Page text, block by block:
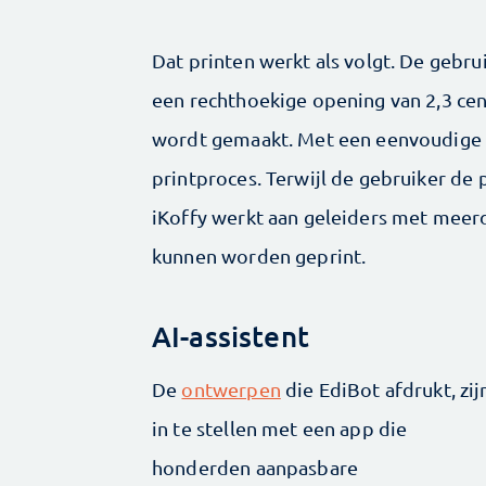
Dat printen werkt als volgt. De
een rechthoekige opening van 2,3
wordt gemaakt. Met een
printproces. Terwijl de gebruiker de
iKoffy werkt aan geleiders met
kunnen worden geprint.
AI-assistent
De ontwerpen die EdiBot afdrukt,
in te stellen met een app die
honderden aanpasbare